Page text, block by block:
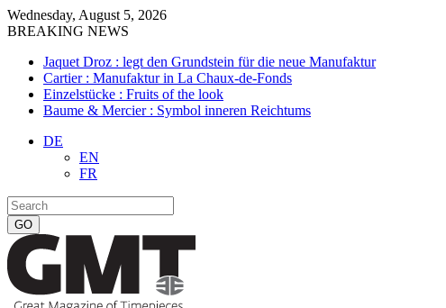
Wednesday, August 5, 2026
BREAKING NEWS
Jaquet Droz : legt den Grundstein für die neue Manufaktur
Cartier : Manufaktur in La Chaux-de-Fonds
Einzelstücke : Fruits of the look
Baume & Mercier : Symbol inneren Reichtums
DE
EN
FR